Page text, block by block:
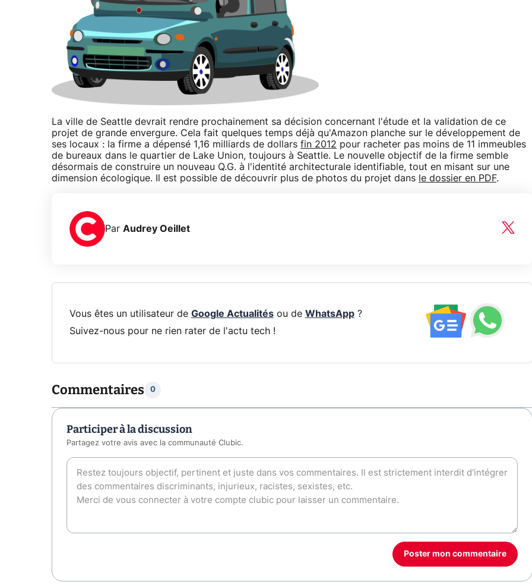
La ville de Seattle devrait rendre prochainement sa décision concernant l'étude et la validation de ce
projet de grande envergure. Cela fait quelques temps déjà qu'Amazon planche sur le développement de
ses locaux : la firme a dépensé 1,16 milliards de dollars fin 2012 pour racheter pas moins de 11 immeubles
de bureaux dans le quartier de Lake Union, toujours à Seattle. Le nouvelle objectif de la firme semble
désormais de construire un nouveau Q.G. à l'identité architecturale identifiable, tout en misant sur une
dimension écologique. Il est possible de découvrir plus de photos du projet dans le dossier en PDF.
Par Audrey Oeillet
Vous êtes un utilisateur de Google Actualitésou de WhatsApp?
Suivez-nous pour ne rien rater de l'actu tech !
Commentaires 0
Participer à la discussion
Partagez votre avis avec la communauté Clubic.
Poster mon commentaire